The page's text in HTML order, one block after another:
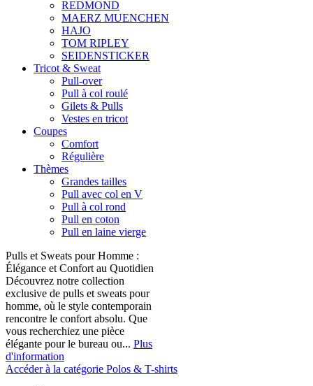
REDMOND
MAERZ MUENCHEN
HAJO
TOM RIPLEY
SEIDENSTICKER
Tricot & Sweat
Pull-over
Pull à col roulé
Gilets & Pulls
Vestes en tricot
Coupes
Comfort
Régulière
Thèmes
Grandes tailles
Pull avec col en V
Pull à col rond
Pull en coton
Pull en laine vierge
Pulls et Sweats pour Homme :
Élégance et Confort au Quotidien
Découvrez notre collection
exclusive de pulls et sweats pour
homme, où le style contemporain
rencontre le confort absolu. Que
vous recherchiez une pièce
élégante pour le bureau ou... Plus
d'information
Accéder à la catégorie Polos & T-shirts